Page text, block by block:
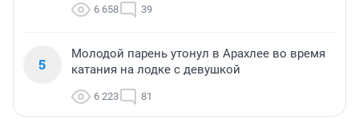
6 658 39
5
Молодой парень утонул в Арахлее во время
катания на лодке с девушкой
6 223 81